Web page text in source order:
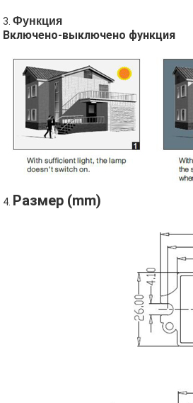
3. Функция
Включено-выключено функция
4. Размер (mm)